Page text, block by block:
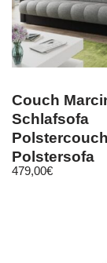
Couch
Schlafsofa
Polstercouch
Polstersofa
Bettfunktion
479,00€